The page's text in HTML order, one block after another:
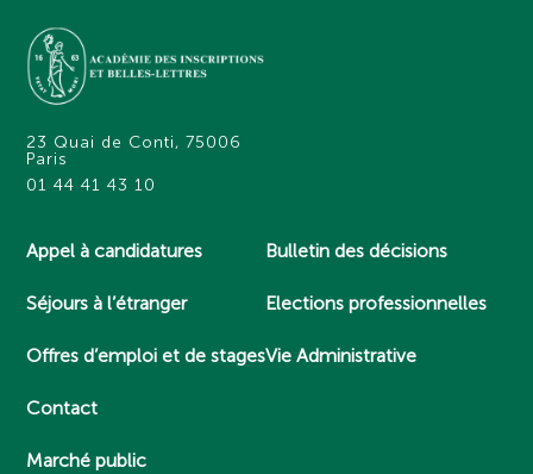
23 Quai de Conti, 75006
Paris
01 44 41 43 10
Appel à candidatures
Séjours à l’étranger
Offres d’emploi et de stages
Contact
Marché public
Bulletin des décisions
Elections professionnelles
Vie Administrative